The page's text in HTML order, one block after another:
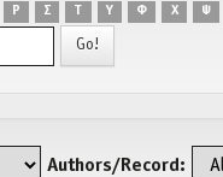
Ρ Σ Τ Υ Φ Χ Ψ
Authors/Record: